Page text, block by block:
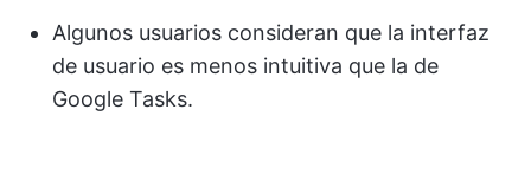
Algunos usuarios consideran que la interfaz
de usuario es menos intuitiva que la de
Google Tasks.